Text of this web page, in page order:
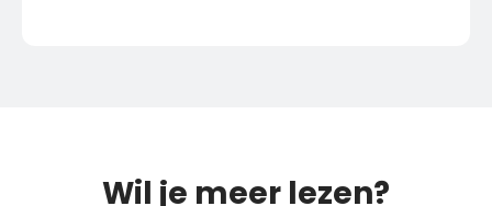
Wil je meer lezen?